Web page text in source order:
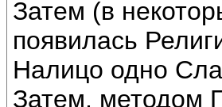
Затем (в
появилась
Налицо одно
Затем, методом